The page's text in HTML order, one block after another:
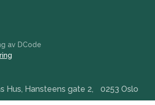
av DCode
Hus, Hansteens gate 2, 0253 Oslo